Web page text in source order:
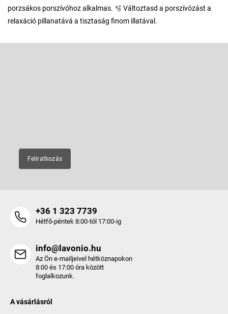
porzsákos porszívóhoz alkalmas. 🫧 Változtasd a porszívózást a
relaxáció pillanatává a tisztaság finom illatával.
Feliratkozás
+36 1 323 7739
Hétfő-péntek 8:00-tól 17:00-ig
info@lavonio.hu
Az Ön e-mailjeivel hétköznapokon
8:00 és 17:00 óra között
foglalkozunk.
A vásárlásról